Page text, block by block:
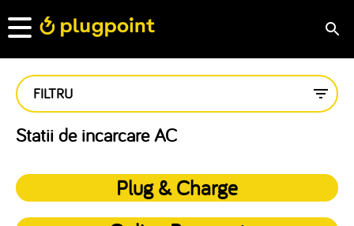
FILTRU
Statii de incarcare AC
Plug & Charge